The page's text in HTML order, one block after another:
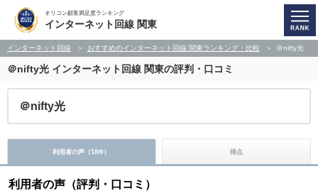
オリコン顧客満足度ランキング
インターネット回線 関東
インターネット回線 おすすめのインターネット回線 関東ランキング・比較 ＠nifty光
＠nifty光 インターネット回線 関東の評判・口コミ
＠nifty光
利用者の声（18件） 得点
利用者の声（評判・口コミ）